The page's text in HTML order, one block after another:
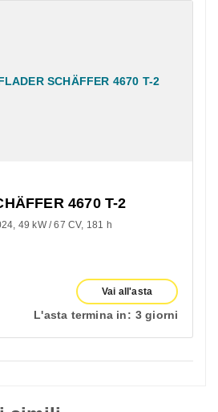
4670 T-2
49 kW / 67 CV 181 h
Vai all'asta
L'asta termina in: 3 giorni